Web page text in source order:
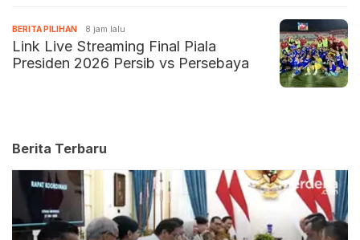
BERITA PILIHAN 8 jam lalu
Link Live Streaming Final Piala
Presiden 2026 Persib vs Persebaya
Berita Terbaru